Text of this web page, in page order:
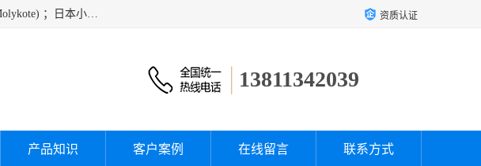
经销美国道康宁（DOW CORNING）硅胶；通用/东芝（GE/Toshiba）3M胶粘剂；乐泰（Loctite)；磨利可（Molykote) ；日本小西（KONISHI）硅胶；施敏打硬,硅胶；信越 产品；关东化成防潮披腹胶 ；三键；索尼；韩国Diabond，等各种电子电机电器进口硅胶产品、硅脂、硅油，经销美国道康宁（DOW CORNING）硅胶等 资质认证
13811342039
产品知识 客户案例 在线留言 联系方式